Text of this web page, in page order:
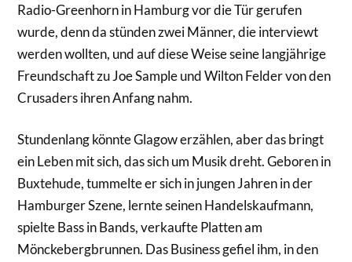
Radio-Greenhorn in Hamburg vor die Tür gerufen
wurde, denn da stünden zwei Männer, die interviewt
werden wollten, und auf diese Weise seine langjährige
Freundschaft zu Joe Sample und Wilton Felder von den
Crusaders ihren Anfang nahm.
Stundenlang könnte Glagow erzählen, aber das bringt
ein Leben mit sich, das sich um Musik dreht. Geboren in
Buxtehude, tummelte er sich in jungen Jahren in der
Hamburger Szene, lernte seinen Handelskaufmann,
spielte Bass in Bands, verkaufte Platten am
Mönckebergbrunnen. Das Business gefiel ihm, in den